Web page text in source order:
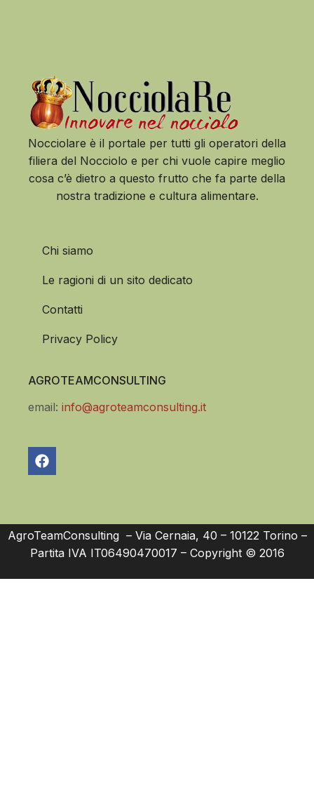
Nocciolare è il portale per tutti gli operatori della
filiera del Nocciolo e per chi vuole capire meglio
cosa c’è dietro a questo frutto che fa parte della
nostra tradizione e cultura alimentare.
Chi siamo
Le ragioni di un sito dedicato
Contatti
Privacy Policy
AGROTEAMCONSULTING
email: info@agroteamconsulting.it
AgroTeamConsulting – Via Cernaia, 40 – 10122 Torino –
Partita IVA IT06490470017 – Copyright © 2016